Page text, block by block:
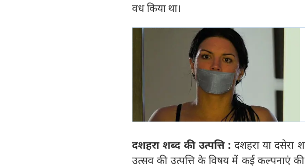
वध किया था।
दशहरा शब्द की उत्पत्ति : दशहरा या दसेरा
उत्सव की उत्पत्ति के विषय में कई कल्पनाएं